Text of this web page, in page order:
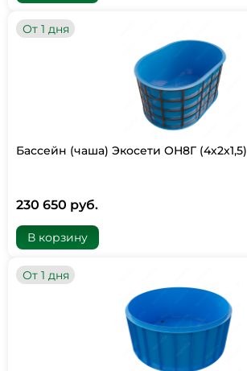
От 1 дня
Бассейн (чаша) Экосети ОН8Г (4х2х1,5)
230 650 руб.
В корзину
От 1 дня